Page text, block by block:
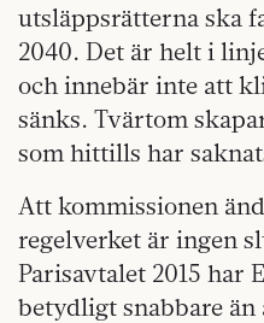
utsläppsrätterna ska
2040. Det är helt i
och innebär inte att
sänks. Tvärtom
som hittills har
Att kommissionen
regelverket är ingen
Parisavtalet 2015 har
betydligt snabbare